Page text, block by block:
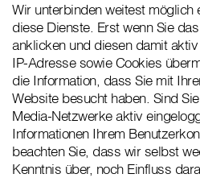
Wir unterbinden weitest möglich
diese Dienste. Erst wenn Sie
anklicken und diesen damit
IP-Adresse sowie Cookies
die Information, dass Sie mit
Website besucht haben. Sind
Media-Netzwerke aktiv
Informationen Ihrem
beachten Sie, dass wir selbst
Kenntnis über, noch Einfluss